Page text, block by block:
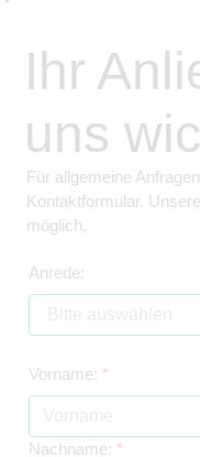
Ihr
uns
Für allgemeine
Kontaktformular.
möglich.
Anrede:
Vorname: *
Nachname: *